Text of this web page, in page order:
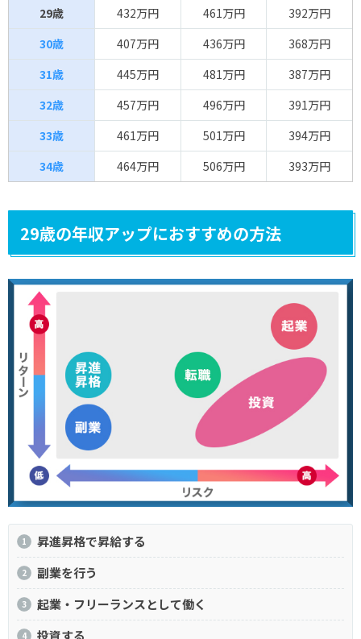
29歳
432万円 461万円
392万円
30歳
407万円 436万円
368万円
31歳
445万円 481万円
387万円
32歳
457万円 496万円
391万円
33歳
461万円 501万円
394万円
34歳
464万円 506万円 393万円
29歳の年収アップにおすすめの方法
昇進昇格で昇給する
副業を行う
起業・フリーランスとして働く
投資する